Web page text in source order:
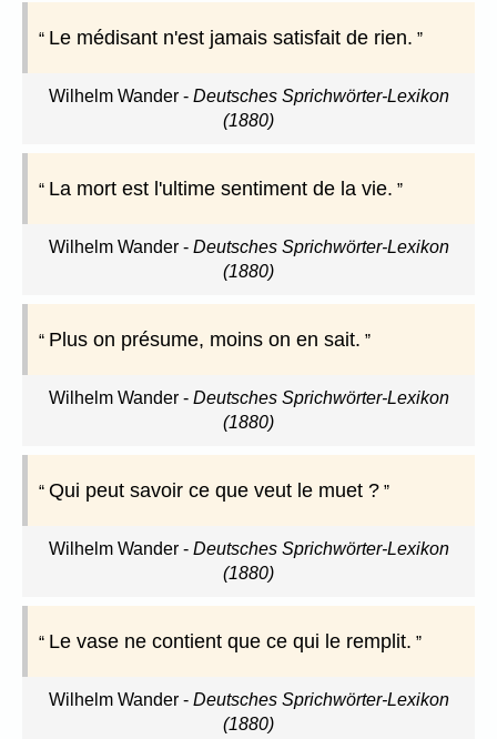
Le médisant n'est jamais satisfait de rien.
Wilhelm Wander- Deutsches Sprichwörter-Lexikon
(1880)
La mort est l'ultime sentiment de la vie.
Wilhelm Wander- Deutsches Sprichwörter-Lexikon
(1880)
Plus on présume, moins on en sait.
Wilhelm Wander- Deutsches Sprichwörter-Lexikon
(1880)
Qui peut savoir ce que veut le muet ?
Wilhelm Wander- Deutsches Sprichwörter-Lexikon
(1880)
Le vase ne contient que ce qui le remplit.
Wilhelm Wander- Deutsches Sprichwörter-Lexikon
(1880)